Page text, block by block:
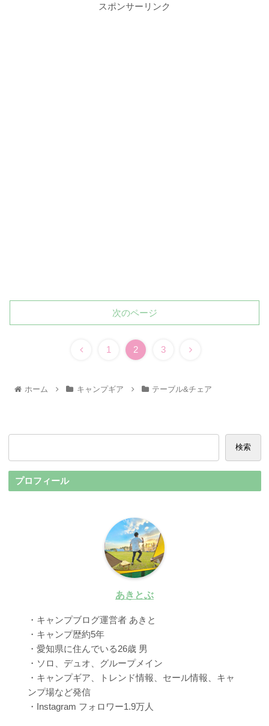
スポンサーリンク
次のページ
1 2 3
ホーム キャンプギア テーブル&チェア
検索
プロフィール
あきとぶ
・キャンプブログ運営者 あきと
・キャンプ歴約5年
・愛知県に住んでいる26歳 男
・ソロ、デュオ、グループメイン
・キャンプギア、トレンド情報、セール情報、キャ
ンプ場など発信
・Instagram フォロワー1.9万人